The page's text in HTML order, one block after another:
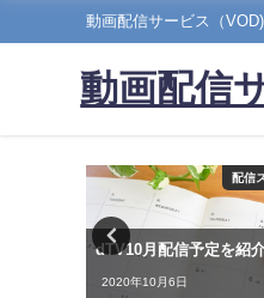
動画配信サービス（
動画配信
配信
dTV10月配信予定を紹
2020年10月6日